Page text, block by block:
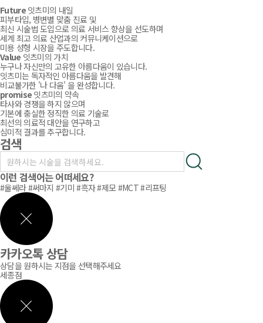
닫기
Future 잇츠미의 내일
피부타입, 병변별 맞춤 진료 및
최신 시술법 도입으로 의료 서비스 향상을 선도하며
세계 최고 의료 산업과의 커뮤니케이션으로
미용 성형 시장을 주도합니다.
Value 잇츠미의 가치
누구나 자신만의 고유한 아름다움이 있습니다.
잇츠미는 독자적인 아름다움을 발견해
비교불가한 '나 다움' 을 완성합니다.
promise 잇츠미의 약속
타사와 경쟁을 하지 않으며
기본에 충실한 정직한 의료 기술로
최선의 의료적 대안을 연구하고
심미적 결과를 추구합니다.
검색
이런 검색어는 어떠세요?
#울쎄라#써마지 #기미 #흑자#제모 #MCT#리프팅
카카오톡 상담
상담을 원하시는 지점을 선택해주세요
세종점